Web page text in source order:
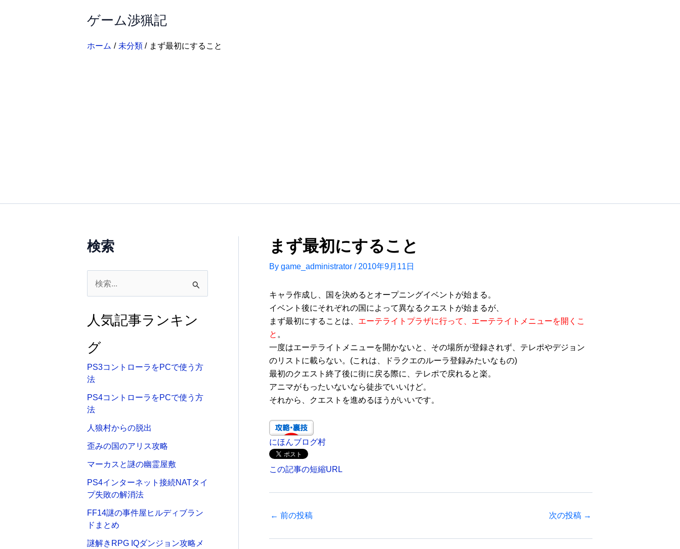
ゲーム渉猟記
ホーム 未分類 まず最初にすること
検索
象人気記事ランキン
グ
PS3コントローラをPCで使う方
法
PS4コントローラをPCで使う方
法
人狼村からの脱出
歪みの国のアリス攻略
マーカスと謎の幽霊屋敷
PS4インターネット接続NATタイ
プ失敗の解消法
FF14謎の事件屋ヒルディブラン
ドまとめ
謎解きRPG IQダンジョン攻略メ
まず最初にすること
By game_administrator / 2010年9月11日
キャラ作成し、国を決めるとオープニングイベントが始まる。
イベント後にそれぞれの国によって異なるクエストが始まるが、
まず最初にすることは、 エーテライトプラザに行って、エーテライトメニューを開くこ
と 。
一度はエーテライトメニューを開かないと、その場所が登録されず、テレポやデジョン
のリストに載らない。(これは、ドラクエのルーラ登録みたいなもの)
最初のクエスト終了後に街に戻る際に、テレポで戻れると楽。
アニマがもったいないなら徒歩でいいけど。
それから、クエストを進めるほうがいいです。
にほんブログ村
この記事の短縮URL
← 前の投稿 次の投稿 →